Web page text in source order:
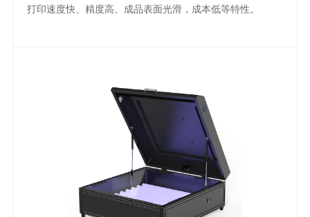
打印速度快、精度高、成品表面光滑，成本低等特性。